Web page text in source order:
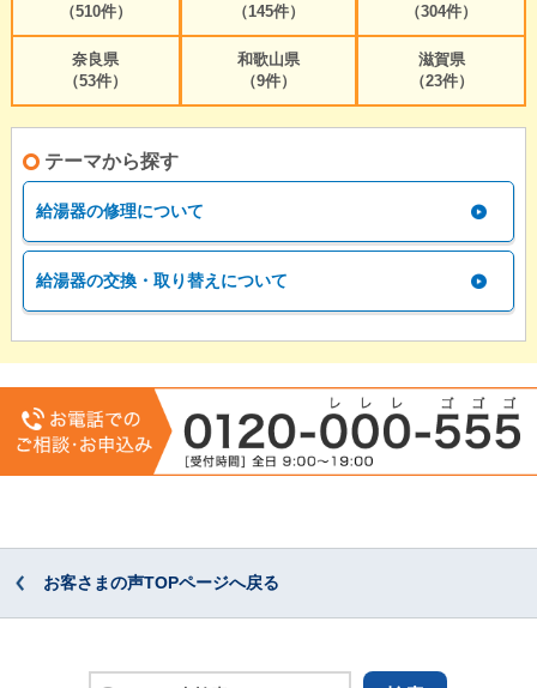
（510件）
（145件）
（304件）
奈良県
（53件）
和歌山県
（9件）
滋賀県
（23件）
テーマから探す
給湯器の修理について
給湯器の交換・取り替えについて
お客さまの声TOPページへ戻る